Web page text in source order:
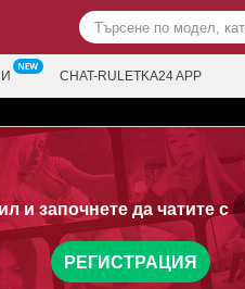
CHAT-RULETKA24 APP
и започнете да чатите с
РЕГИСТРАЦИЯ